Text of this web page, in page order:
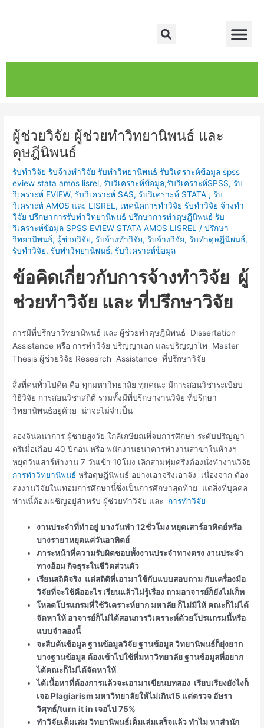
Search
ผู้ช่วยวิจัย ผู้ช่วยทำวิทยานิพนธ์ และ
ดุษฎีนิพนธ์
รับทำวิจัย รับจ้างทำวิจัย รับทำวิทยานิพนธ์ รับวิเคราะห์ข้อมูล spss
eview stata amos lisrel,รับวิเคราะห์ข้อมูล,รับวิเคราะห์SPSS, รับ
วิเคราะห์ EVIEW, รับวิเคราะห์ SAS, รับวิเคราะห์ STATA , รับ
วิเคราะห์ AMOS และ LISREL , เทคนิคการทำวิจัย รับทำวิจัย จ้างทำ
วิจัย ปรึกษาการรับทำวิทยานิพนธ์ ปรึกษาการทำดุษฎีนิพนธ์ รับ
วิเคราะห์ข้อมูล SPSS EVIEW STATA AMOS LISREL
/ปรึกษา
วิทยานิพนธ์,ผู้ช่วยวิจัย,รับจ้างทำวิจัย,รับจ้างวิจัย,รับทำดุษฎีนิพนธ์,
รับทำวิจัย,รับทำวิทยานิพนธ์,รับวิเคราะห์ข้อมูล
ข้อคิดเกี่ยวกับการจ้างทำวิจัย ผู้
ช่วยทำวิจัย และ ที่ปรึกษาวิจัย
การมีที่ปรึกษาวิทยานิพนธ์ และ ผู้ช่วยทำดุษฎีนิพนธ์ Dissertation
Assistance หรือ การทำวิจัย ปริญญาเอก และปริญญาโท Master
Thesis ผู้ช่วยวิจัย Research Assistance ที่ปรึกษาวิจัย
สิ่งที่คนทั่วไปคิด คือ ทุกมหาวิทยาลัย ทุกคณะ มีการสอนวิชาระเบียบ
วิธีวิจัย การสอนวิชาสถิติ รวมทั้งมีที่ปรึกษางานวิจัย ที่ปรึกษา
วิทยานิพนธ์อยู่ด้วย น่าจะไม่จำเป็น
ลองจินตนาการ ผู้ชายสูงวัย ใกล้เกษียณที่จบการศึกษา ระดับปริญญา
ตรีเมื่อเกือบ 40 ปีก่อน หรือ พนักงานธนาคารทำงานสาขาในห้างฯ
หยุดวันเสาร์ทำงาน 7 วันเข้า 10โมง เลิกสามทุ่มครึ่งต้องนั่งทำงานวิจัย
การทำวิทยานิพนธ์ หรือดุษฎีนิพนธ์ อย่างเอาจริงเอาจัง เนื่องจาก ต้อง
ส่งงานวิจัยในเทอมการศึกษานี้่ซึ่งเป็นการศึกษาสุดท้าย แต่สิ่งที่บุคคล
ท่านนี้ต้องเผชิญอยู่สำหรับ ผู้ช่วยทำวิจัย และ การทำวิจัย
งานประจำที่ทำอยู่ บางวันทำ 12ชั่วโมง หยุดเสาร์อาทิตย์หรือ
บางรายาหยุดแค่วันอาทิตย์
ภาระหน้าที่ความรับผิดชอบทั้งงานประจำทางตรง งานประจำ
ทางอ้อม กิจธุระในชีวิตส่วนตัว
เรียนสถิติจริง แต่สถิติที่เอามาใช้กับแบบสอบถาม กับเครื่องมือ
วิจัยที่จะใช้คืออะไร เรียนแล้วไม่รู้เรื่อง ถามอาจารย์ก็ยังไม่เก็ท
โหลดโปรแกรมที่ใช้วิเคราะห์ยาก มหาลัย ก็ไม่มีให้ คณะก็ไม่ได้
จัดหาให้ อาจารย์ก็ไม่ได้สอนการวิเคราะห์ด้วยโปรแกรมนี้หรือ
แบบจำลองนี้
จะสืบค้นข้อมูล ฐานข้อมูลวิจัย ฐานข้อมูล วิทยานิพนธ์ก็ยุ่งยาก
บางฐานข้อมูล ต้องเข้าไปใช้ที่มหาวิทยาลัย ฐานข้อมูลที่อยาก
ได้คณะก็ไม่ได้จัดหาให้
ได้เนื้อหาที่ต้องการแล้วจะเอามาเขียนบทสอง เรียบเรียงยังไงก็
เจอ Plagiarism มหาวิทยาลัยให้ไม่เกิน15 แต่ตรวจ อัษรา
วิศุทธ์/turn it in เจอไป 75%
ทำวิจัยเต็มเล่ม วิทยานิพนธ์เต็มเล่มเสร็จแล้ว ทำไม หาสำนัก